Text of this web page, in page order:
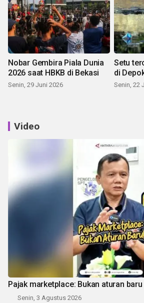
Nobar Gembira Piala Dunia
2026 saat HBKB di Bekasi
Senin, 29 Juni 2026
Setu
di
Senin, 22
Video
Pajak marketplace: Bukan aturan baru
Senin, 3 Agustus 2026